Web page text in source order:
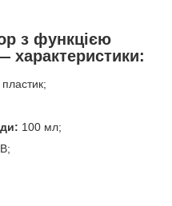
з функцією
характеристики:
100 мл;